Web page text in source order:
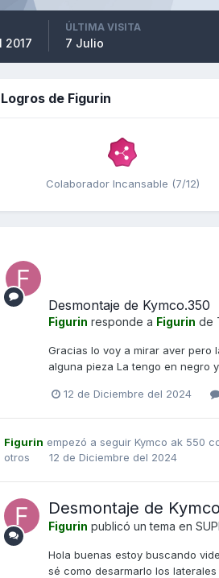
2017
ÚLTIMA VISITA
7 Julio
Logros de Figurin
Colaborador Incansable (7/12)
Desmontaje de Kymco.350
Figurin responde a Figurin de
Gracias lo voy a mirar aver pero
alguna pieza La tengo en negro
12 de Diciembre del 2024
Figurin empezó a seguir Kymco ak 550
otros
12 de Diciembre del 2024
Desmontaje de
Figurin publicó un tema en
Hola buenas estoy buscando
sé como desarmarlo los